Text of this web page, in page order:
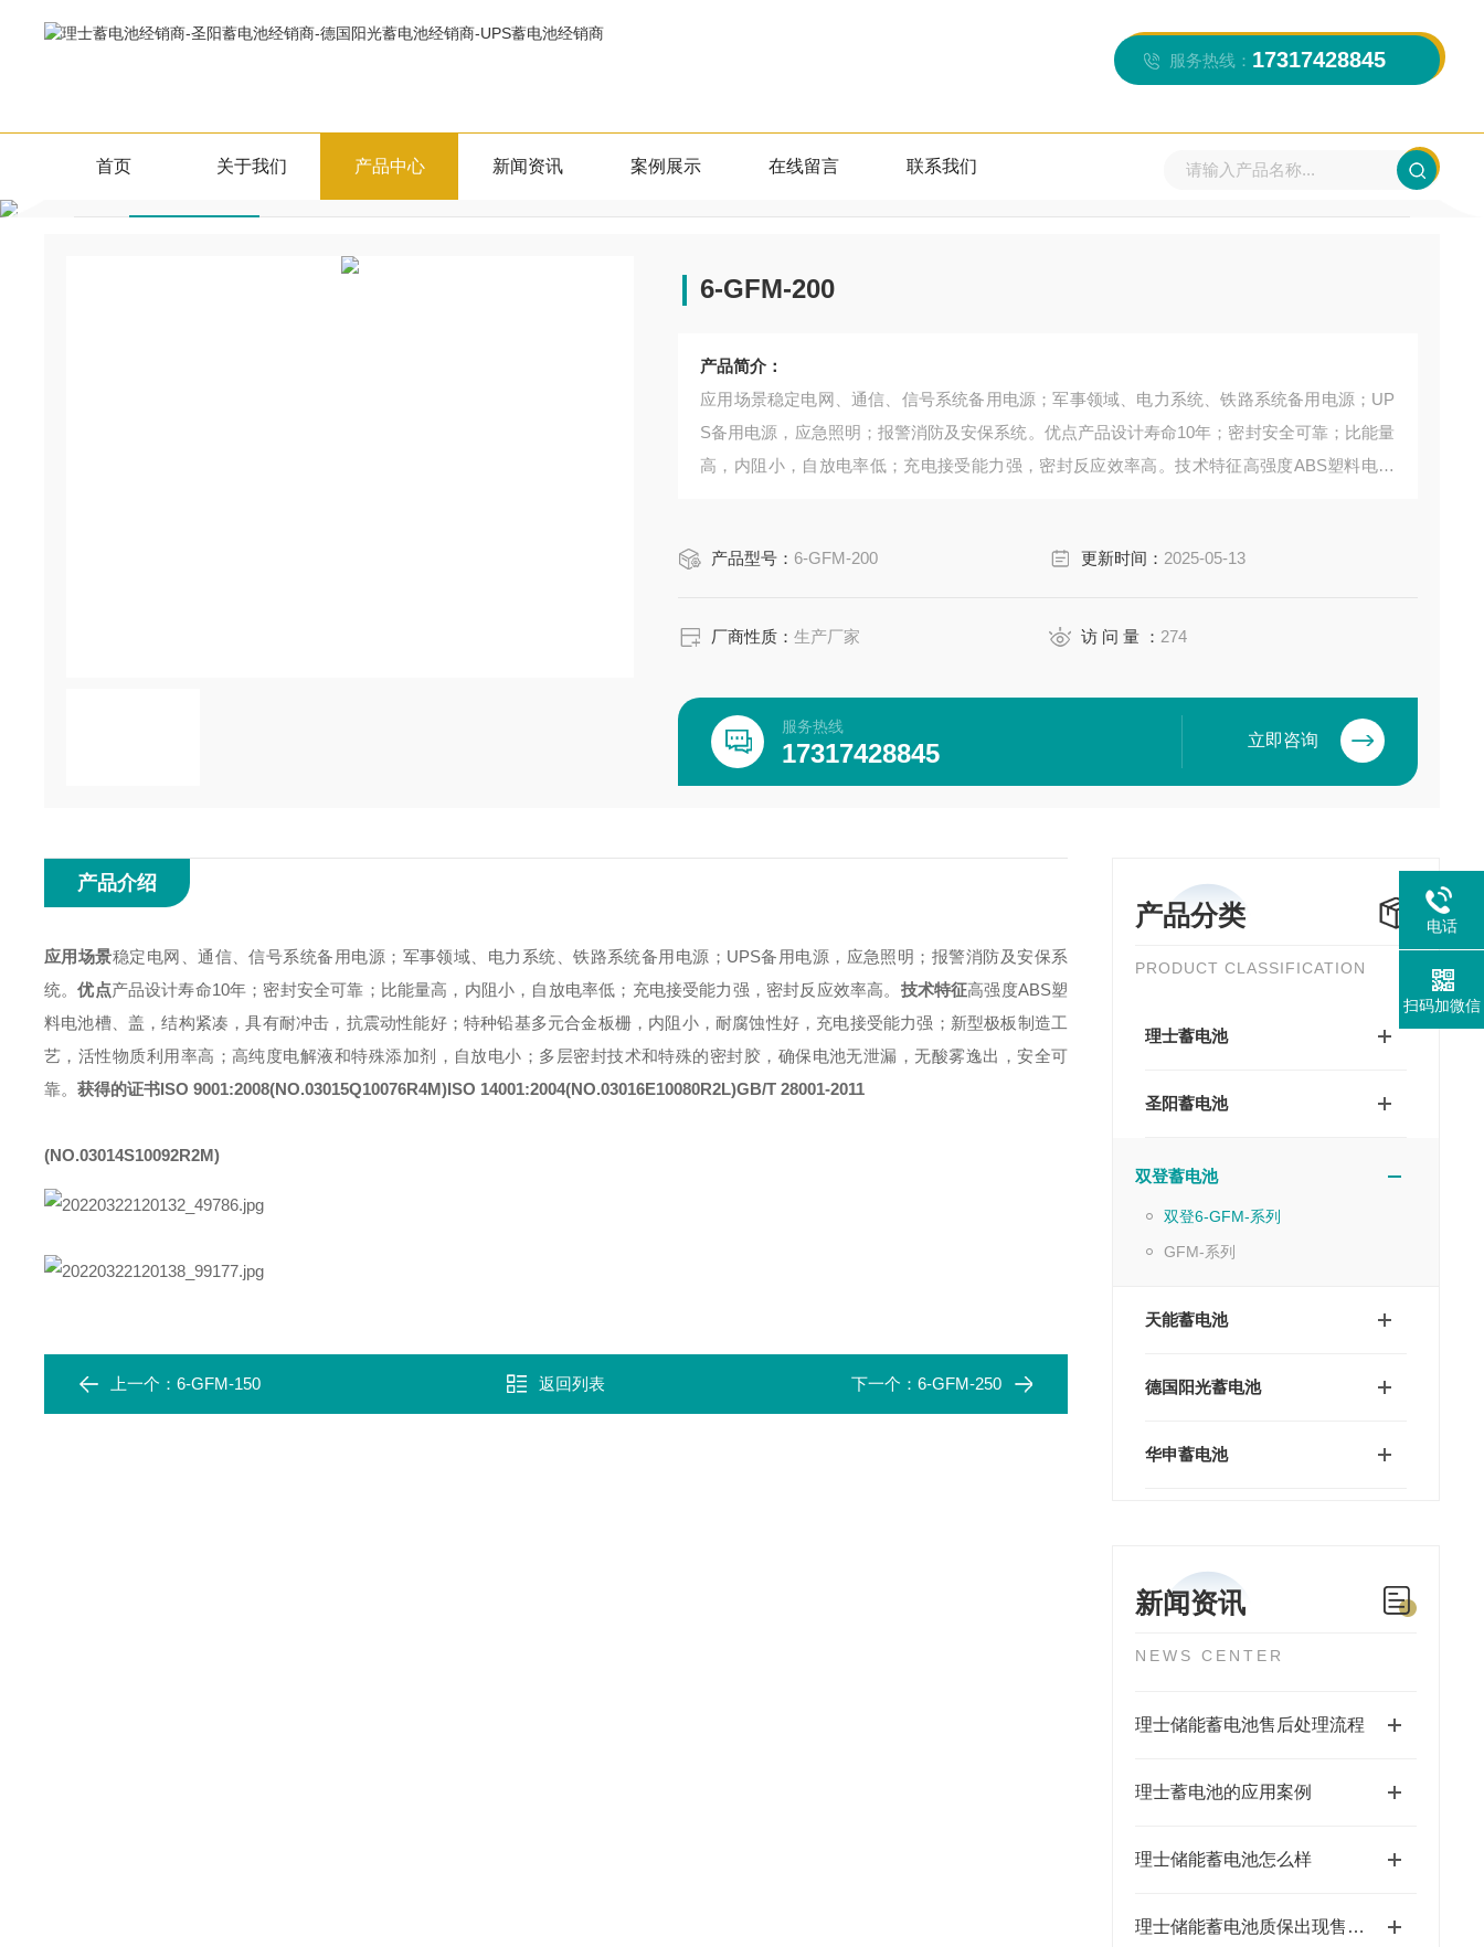
服务热线： 17317428845
首页 关于我们 产品中心 新闻资讯 案例展示 在线留言 联系我们
产品中心
双登6-GFM-系列 首页>>产品中心>> >>双登6-
6-GFM-200
产品简介：
应用场景稳定电网、通信、信号系统备用电源；军事领域、电力系统、铁路系统备用电源；UP
S备用电源，应急照明；报警消防及安保系统。优点产品设计寿命10年；密封安全可靠；比能量
高，内阻小，自放电率低；充电接受能力强，密封反应效率高。技术特征高强度ABS塑料电池
产品型号： 6-GFM-200 更新时间： 2025-05-13
厂商性质：生产厂家 访 问 量 ： 274
服务热线
17317428845 立即咨询
产品分类
PRODUCT CLASSIFICATION
理士蓄电池
圣阳蓄电池
双登蓄电池
双登6-GFM-系列
GFM-系列
天能蓄电池
德国阳光蓄电池
华申蓄电池
新闻资讯
NEWS CENTER
理士储能蓄电池售后处理流程
理士蓄电池的应用案例
理士储能蓄电池怎么样
理士储能蓄电池质保出现售后问题的处理流程
产品介绍
应用场景稳定电网、通信、信号系统备用电源； 军事领域、电力系统、铁路系统备用电源； UPS备用电源，应急照明； 报警消防及安保系
统。优点产品设计寿命10年； 密封安全可靠； 比能量高，内阻小，自放电率低； 充电接受能力强，密封反应效率高。 技术特征高强度ABS塑
料电池槽、盖，结构紧凑，具有耐冲击，抗震动性能好； 特种铅基多元合金板栅，内阻小，耐腐蚀性好，充电接受能力强； 新型极板制造工
艺，活性物质利用率高； 高纯度电解液和特殊添加剂，自放电小； 多层密封技术和特殊的密封胶，确保电池无泄漏，无酸雾逸出，安全可
靠。 获得的证书ISO 9001:2008(NO.03015Q10076R4M)ISO 14001:2004(NO.03016E10080R2L)GB/T 28001-2011
(NO.03014S10092R2M)
上一个： 6-GFM-150 返回列表 下一个： 6-GFM-250
电话
扫码加微信